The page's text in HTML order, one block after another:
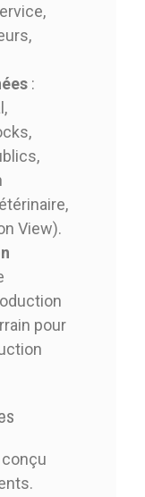
:
View).
pour
conçu